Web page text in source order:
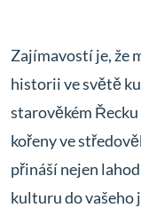
Zajímavostí je, že
historii ve světě
starověkém
kořeny ve
přináší nejen
kulturu do vašeho